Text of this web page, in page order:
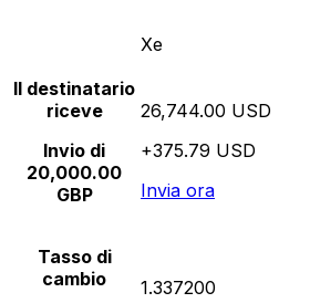
Xe
Il destinatario
riceve
Invio di
20,000.00
GBP
26,744.00 USD
+375.79 USD
Invia ora
Tasso di
cambio
1.337200